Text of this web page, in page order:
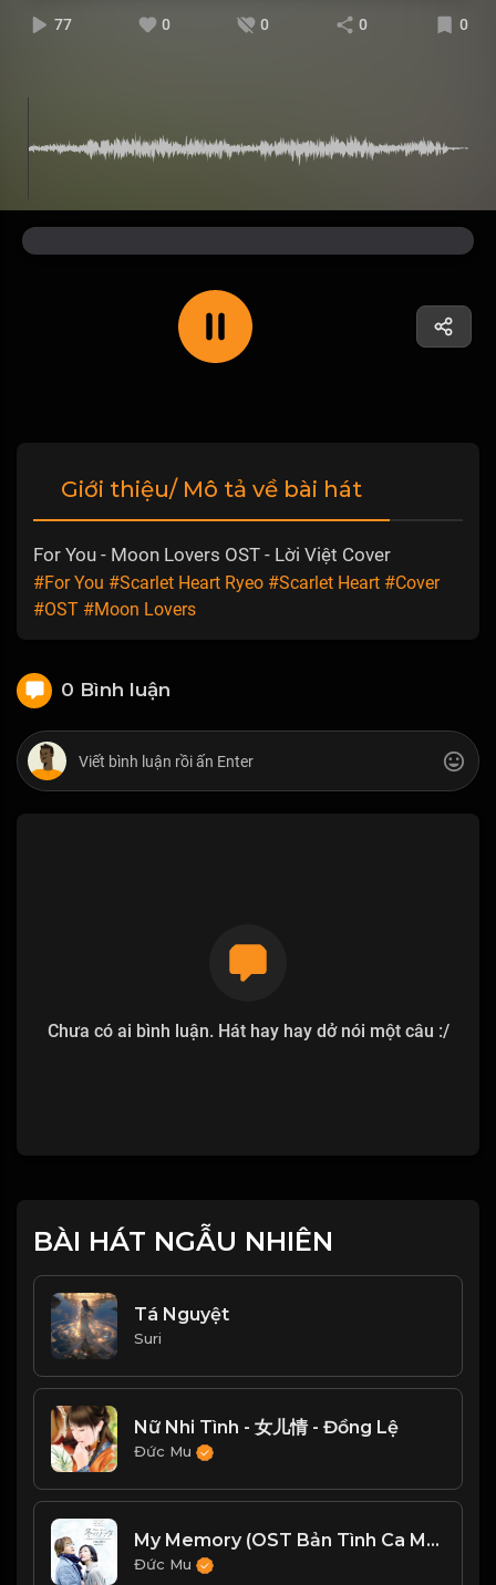
77 0 0 0 0
Giới thiệu/ Mô tả về bài hát
For You - Moon Lovers OST - Lời Việt Cover
#For You #Scarlet Heart Ryeo #Scarlet Heart #Cover
#OST #Moon Lovers
0 Bình luận
Chưa có ai bình luận. Hát hay hay dở nói một câu :/
BÀI HÁT NGẪU NHIÊN
Tá Nguyệt
Suri
Nữ Nhi Tình - 女儿情 - Đồng Lệ
Đức Mu
My Memory (OST Bản Tình Ca Mùa Đông) - Ryu
Đức Mu